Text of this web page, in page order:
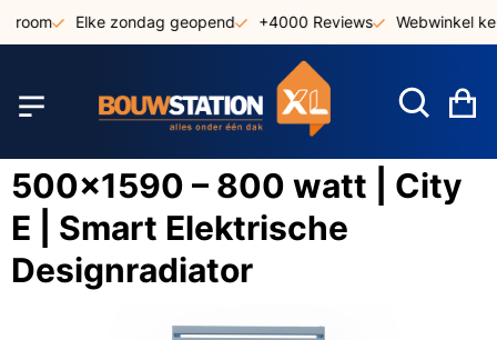
naar
Elke zondag geopend +4000 Reviews Webwinkel
500x1590 – 800 watt | City
E | Smart Elektrische
Designradiator